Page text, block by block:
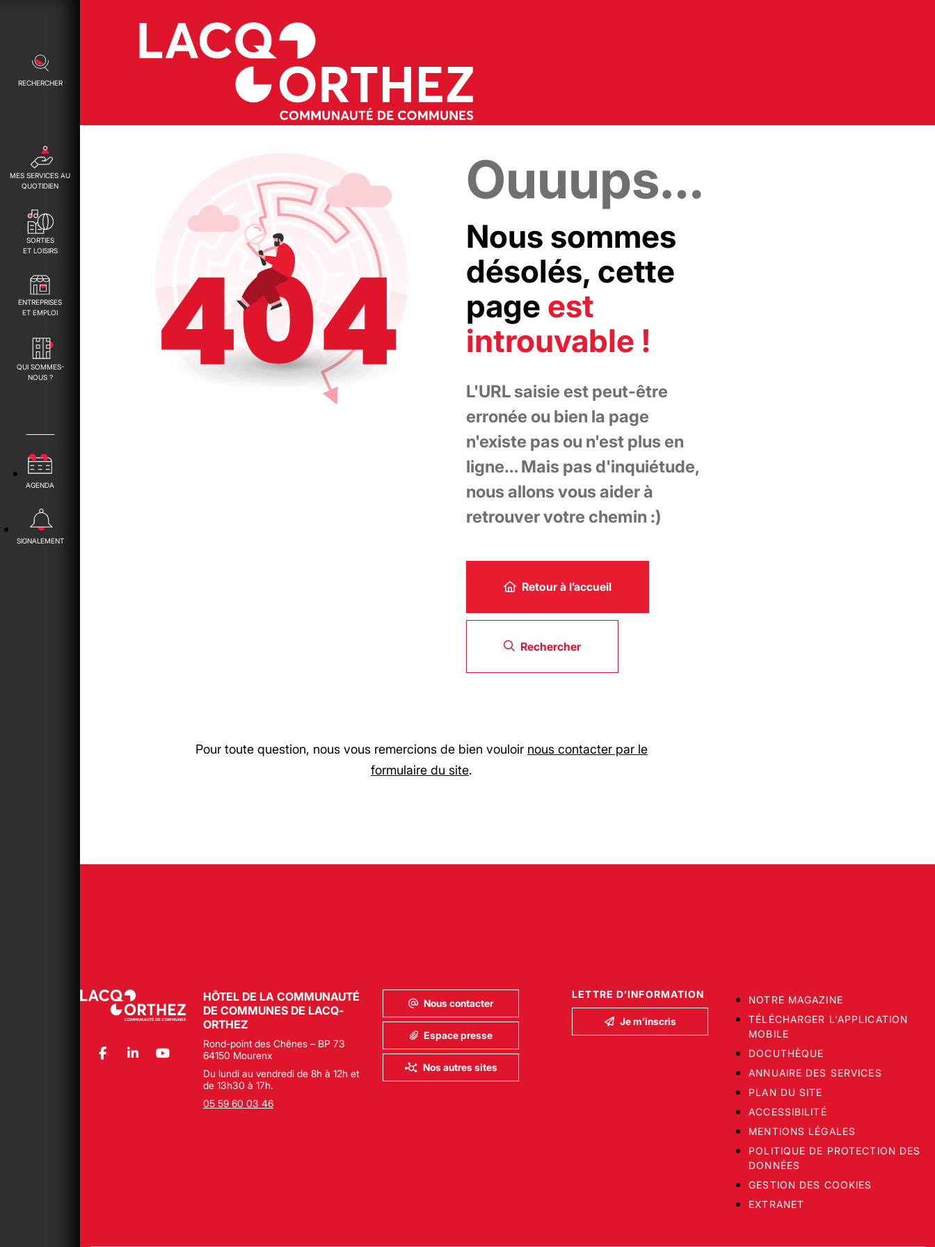
RECHERCHER
MES SERVICES AU
QUOTIDIEN
SORTIES
ET LOISIRS
ENTREPRISES
ET EMPLOI
QUI SOMMES-
NOUS ?
AGENDA
SIGNALEMENT
Ouuups…
Nous sommes
désolés, cette
page est
introuvable !
L'URL saisie est peut-être
erronée ou bien la page
n'existe pas ou n'est plus en
ligne… Mais pas d'inquiétude,
nous allons vous aider à
retrouver votre chemin :)
Retour à l’accueil
Rechercher
Pour toute question, nous vous remercions de bien vouloir nous contacter par le
formulaire du site.
HÔTEL DE LA COMMUNAUTÉ
DE COMMUNES DE LACQ-
ORTHEZ
Rond-point des Chênes – BP 73
64150 Mourenx
Du lundi au vendredi de 8h à 12h et
de 13h30 à 17h.
05 59 60 03 46
Nous contacter
Espace presse
Nos autres sites
LETTRE D’INFORMATION
Je m’inscris
NOTRE MAGAZINE
TÉLÉCHARGER L'APPLICATION
MOBILE
DOCUTHÈQUE
ANNUAIRE DES SERVICES
PLAN DU SITE
ACCESSIBILITÉ
MENTIONS LÉGALES
POLITIQUE DE PROTECTION DES
DONNÉES
GESTION DES COOKIES
EXTRANET